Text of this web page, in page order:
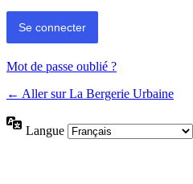
Mot de passe oublié ?
← Aller sur La Bergerie Urbaine
Langue